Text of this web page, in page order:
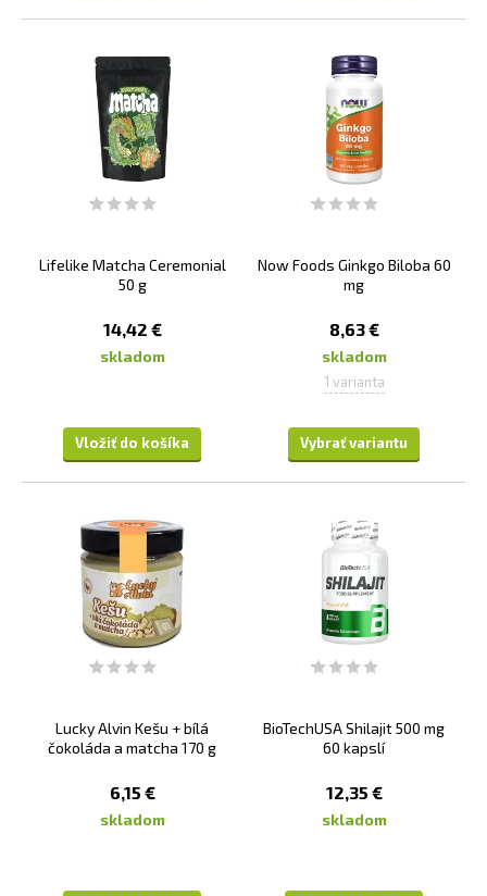
Lifelike Matcha Ceremonial
50 g
14,42 €
skladom
Vložiť do košíka
Now Foods Ginkgo Biloba 60
mg
8,63 €
skladom
1 varianta
Vybrať variantu
Lucky Alvin Kešu + bílá
čokoláda a matcha 170 g
6,15 €
skladom
BioTechUSA Shilajit 500 mg
60 kapslí
12,35 €
skladom